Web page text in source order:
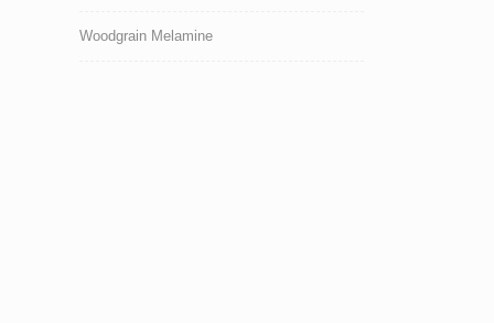
Woodgrain Melamine